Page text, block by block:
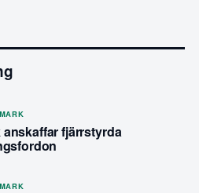
anskaffar fjärrstyrda